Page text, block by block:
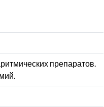
препаратов.